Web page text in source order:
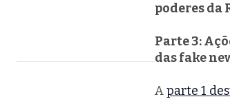
poderes da
Parte 3:
das fake
Aparte 1